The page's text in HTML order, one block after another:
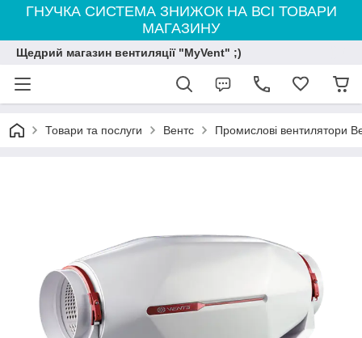
ГНУЧКА СИСТЕМА ЗНИЖОК НА ВСІ ТОВАРИ
МАГАЗИНУ
Щедрий магазин вентиляції "MyVent" ;)
Товари та послуги Вентс Промислові вентилятори